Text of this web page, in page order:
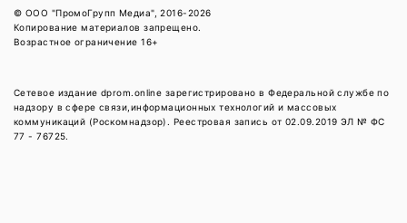
© ООО "ПромоГрупп Медиа", 2016-2026
Копирование материалов запрещено.
Возрастное ограничение 16+
Сетевое издание dprom.online зарегистрировано в Федеральной службе по
надзору в сфере связи,информационных технологий и массовых
коммуникаций (Роскомнадзор). Реестровая запись от 02.09.2019 ЭЛ № ФС
77 - 76725.